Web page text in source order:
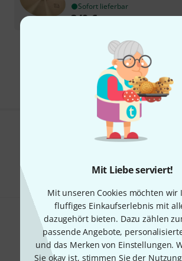
Mit Liebe serviert!
Mit unseren Cookies möchten wir
fluffiges Einkaufserlebnis mit
dazugehört bieten. Dazu zählen
passende Angebote,
und das Merken von Einstellungen.
Sie okay ist, stimmen Sie der
Sofort lieferbar
349€
Kostenloser Versand ab 29 €
Alle Preise inkl. MwSt.
Gefällt Ihnen, was Sie
Hilfe &